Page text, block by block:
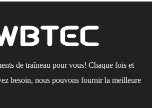
de traîneau pour vous! Chaque fois et
besoin, nous pouvons fournir la meilleure